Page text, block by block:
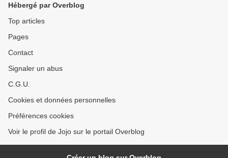
Hébergé par Overblog
Top articles
Pages
Contact
Signaler un abus
C.G.U.
Cookies et données personnelles
Préférences cookies
Voir le profil de Jojo sur le portail Overblog